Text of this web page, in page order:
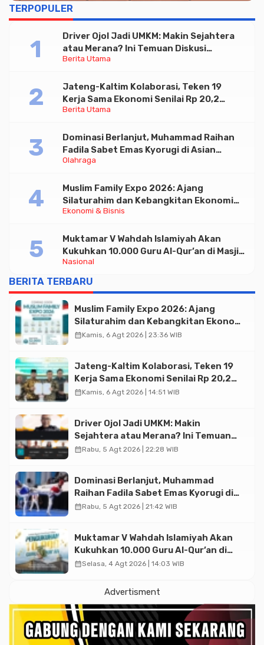
TERPOPULER
Berita Utama
Driver Ojol Jadi UMKM: Makin Sejahtera
atau Merana? Ini Temuan Diskusi
Paramadina
Berita Utama
Jateng-Kaltim Kolaborasi, Teken 19
Kerja Sama Ekonomi Senilai Rp 20,2
Triliun
Olahraga
Dominasi Berlanjut, Muhammad Raihan
Fadila Sabet Emas Kyorugi di Asian
Taekwondo Indonesia Open 2026
Ekonomi & Bisnis
Muslim Family Expo 2026: Ajang
Silaturahim dan Kebangkitan Ekonomi
Halal di Jakarta
Nasional
Muktamar V Wahdah Islamiyah Akan
Kukuhkan 10.000 Guru Al-Qur’an di Masjid
Istiqlal
BERITA TERBARU
Muslim Family Expo 2026: Ajang
Silaturahim dan Kebangkitan Ekonomi
Halal di Jakarta
calendar_monthKamis, 6 Agt 2026 | 23:36 WIB
Jateng-Kaltim Kolaborasi, Teken 19
Kerja Sama Ekonomi Senilai Rp 20,2
Triliun
calendar_monthKamis, 6 Agt 2026 | 14:51 WIB
Driver Ojol Jadi UMKM: Makin
Sejahtera atau Merana? Ini Temuan
Diskusi Paramadina
calendar_monthRabu, 5 Agt 2026 | 22:28 WIB
Dominasi Berlanjut, Muhammad
Raihan Fadila Sabet Emas Kyorugi di
Asian Taekwondo Indonesia Open
calendar_monthRabu, 5 Agt 2026 | 21:42 WIB
Muktamar V Wahdah Islamiyah Akan
Kukuhkan 10.000 Guru Al-Qur’an di
Masjid Istiqlal
calendar_monthSelasa, 4 Agt 2026 | 14:03 WIB
Advertisment